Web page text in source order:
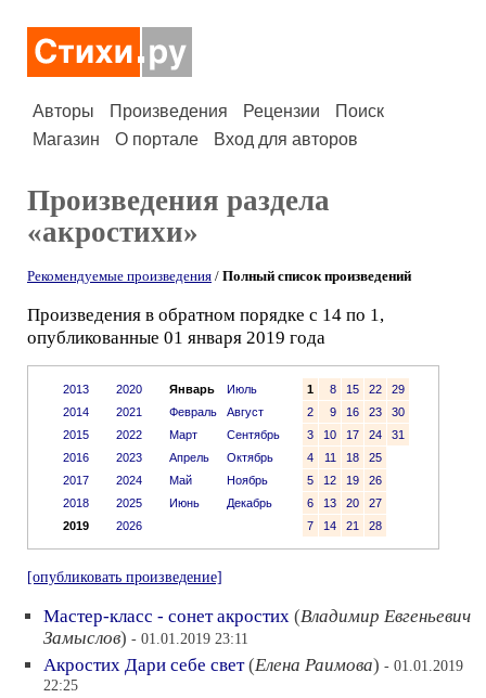
Авторы Произведения Рецензии
Поиск
Магазин
О портале Вход для авторов
Произведения раздела
«акростихи»
Рекомендуемые произведения / Полный список произведений
Произведения в обратном порядке с 14 по 1,
опубликованные 01 января 2019 года
2013
2014
2015
2016
2017
2018
2019
2020
2021
2022
2023
2024
2025
2026
Январь
Июль
Февраль
Август
Март
Сентябрь
Апрель
Октябрь
Май
Ноябрь
Июнь
Декабрь
1 8 15 22
29
2
9 16 23
30
3
10 17 24
31
4
11 18
25
5
12 19
26
6
13 20
27
7
14 21 28
[опубликовать произведение]
Мастер-класс - сонет акростих (Владимир Евгеньевич
Замыслов) - 01.01.2019 23:11
Акростих Дари себе свет(Елена Раимова) - 01.01.2019
22:25